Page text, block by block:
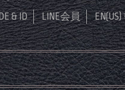
& ID LINE会員